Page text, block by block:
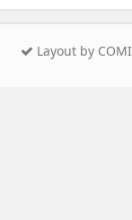
Layout by COMI